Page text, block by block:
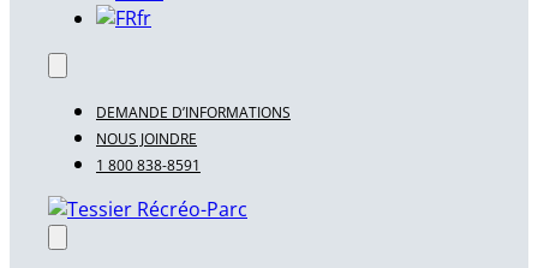
fr
DEMANDE D’INFORMATIONS
NOUS JOINDRE
1 800 838-8591